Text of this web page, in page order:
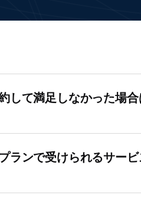
して満足しなかった場
ランで受けられるサー